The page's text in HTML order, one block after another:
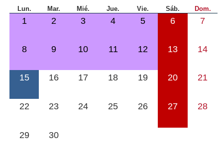
Lun. Mar. Mié. Jue. Vie. Sáb. Dom.
1 2 3 4 5 6 7
8 9 10 11 12 13 14
15 16 17 18 19 20 21
22 23 24 25 26 27 28
29 30